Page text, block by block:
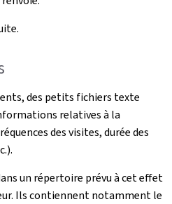
des petits fichiers texte
relatives à la
des visites, durée des
un répertoire prévu à cet effet
Ils contiennent notamment le